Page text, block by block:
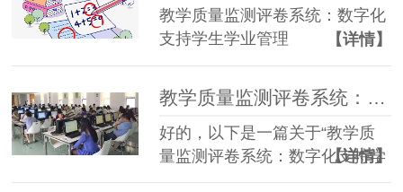
教学质量监测评卷系统：数字化
支持学生学业管理
【详情】
教学质量监测评卷系统：数字化支持学业成绩管理
好的，以下是一篇关于“教学质
量监测评卷系统：数字化支持学
业成绩管理”的文章，避免使用
【详情】